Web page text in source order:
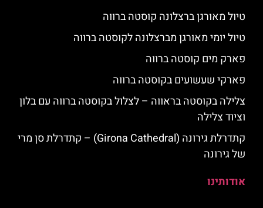
טיול מאורגן ברצלונה קוסטה ברווה
טיול יומי מאורגן מברצלונה לקוסטה ברווה
פארק מים קוסטה ברווה
פארקי שעשועים בקוסטה ברווה
צלילה בקוסטה בראווה – לצלול בקוסטה ברווה עם בלון
וציוד צלילה
קתדרלת גירונה (Girona Cathedral) – קתדרלת סן מרי
של גירונה
אודותינו